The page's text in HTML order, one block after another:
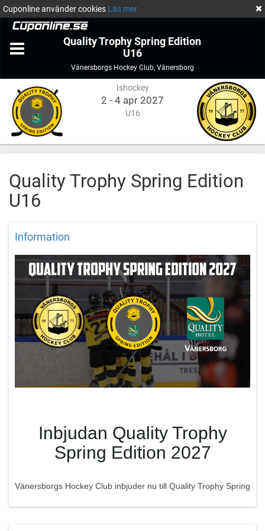
Cuponline använder cookies Läs mer
Quality Trophy Spring Edition
U16
Vänersborgs Hockey Club, Ishockey
VänersborgVänersborg
Ishockey
2 - 4 apr 2027
U16
Quality Trophy Spring Edition
U16
Information
Inbjudan Quality Trophy
Spring Edition 2027
Vänersborgs Hockey Club inbjuder nu till Quality Trophy Spring
grupper á 5 alt 4 lag i varje. Lagen spelar två matcher på